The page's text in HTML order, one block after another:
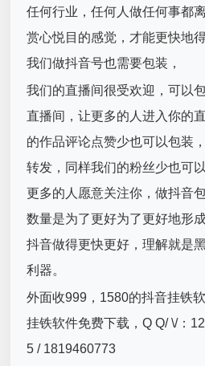
任何行业，任何人做任何事都
赏心悦目的感觉，才能更快地
我们做抖音号也需要包装，
我们的直播间很受欢迎，可以
直播间，让更多的人进入你的
的作品评论点赞少也可以包装
转发，同样我们的粉丝少也可
更多的人愿意关注你，做抖音
数量是为了更好为了更好地形
抖音做得更快更好，理解就是
利器。
外面收999，1580的抖音挂铁
挂铁软件免费下载，Q Q/ \/：
5 / 1819460773